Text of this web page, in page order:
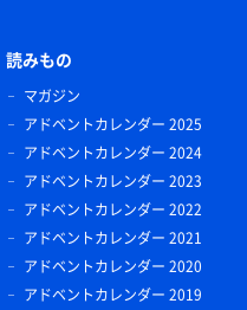
読みもの
マガジン
アドベントカレンダー 2025
アドベントカレンダー 2024
アドベントカレンダー 2023
アドベントカレンダー 2022
アドベントカレンダー 2021
アドベントカレンダー 2020
アドベントカレンダー 2019